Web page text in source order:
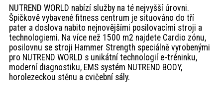
NUTREND WORLD nabízí služby na té nejvyšší úrovni.
Špičkově vybavené fitness centrum je situováno do tří
pater a doslova nabito nejnovějšími posilovacími stroji a
technologiemi. Na více než 1500 m2 najdete Cardio zónu,
posilovnu se stroji Hammer Strength speciálně vyrobenými
pro NUTREND WORLD s unikátní technologií e-tréninku,
moderní diagnostiku, EMS systém NUTREND BODY,
horolezeckou stěnu a cvičební sály.